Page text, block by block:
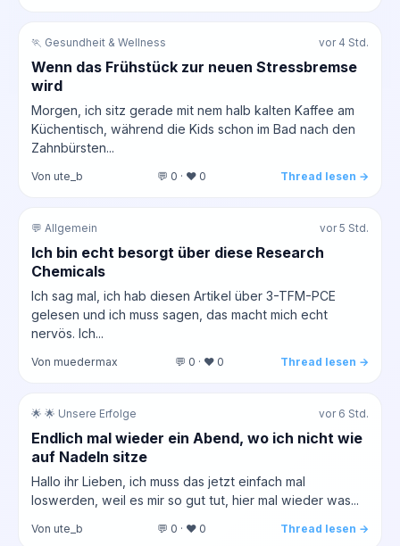
🏃 Gesundheit & Wellness vor 4 Std.
Wenn das Frühstück zur neuen Stressbremse
wird
Morgen, ich sitz gerade mit nem halb kalten Kaffee am
Küchentisch, während die Kids schon im Bad nach den
Zahnbürsten...
Von ute_b 💬 0 · ❤️ 0 Thread lesen →
💬 Allgemein vor 5 Std.
Ich bin echt besorgt über diese Research
Chemicals
Ich sag mal, ich hab diesen Artikel über 3-TFM-PCE
gelesen und ich muss sagen, das macht mich echt
nervös. Ich...
Von muedermax 💬 0 · ❤️ 0 Thread lesen →
🌟 🌟 Unsere Erfolge vor 6 Std.
Endlich mal wieder ein Abend, wo ich nicht wie
auf Nadeln sitze
Hallo ihr Lieben, ich muss das jetzt einfach mal
loswerden, weil es mir so gut tut, hier mal wieder was...
Von ute_b 💬 0 · ❤️ 0 Thread lesen →